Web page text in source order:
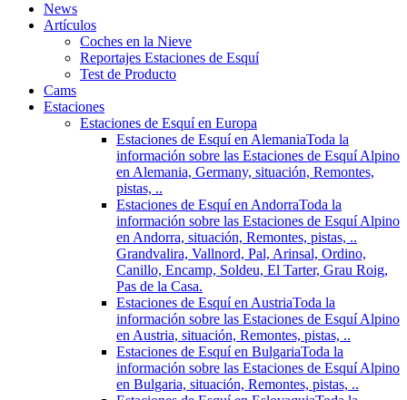
News
Artículos
Coches en la Nieve
Reportajes Estaciones de Esquí
Test de Producto
Cams
Estaciones
Estaciones de Esquí en Europa
Estaciones de Esquí en AlemaniaToda la
información sobre las Estaciones de Esquí Alpino
en Alemania, Germany, situación, Remontes,
pistas, ..
Estaciones de Esquí en AndorraToda la
información sobre las Estaciones de Esquí Alpino
en Andorra, situación, Remontes, pistas, ..
Grandvalira, Vallnord, Pal, Arinsal, Ordino,
Canillo, Encamp, Soldeu, El Tarter, Grau Roig,
Pas de la Casa.
Estaciones de Esquí en AustriaToda la
información sobre las Estaciones de Esquí Alpino
en Austria, situación, Remontes, pistas, ..
Estaciones de Esquí en BulgariaToda la
información sobre las Estaciones de Esquí Alpino
en Bulgaria, situación, Remontes, pistas, ..